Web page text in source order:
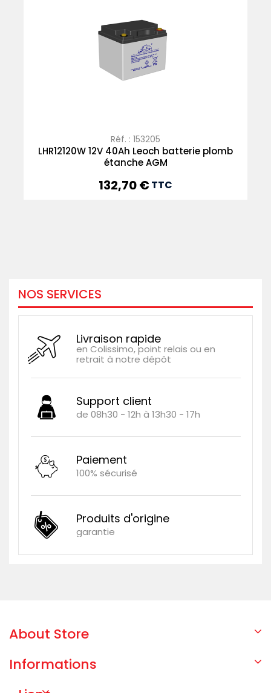
Réf. : 153205
LHR12120W 12V 40Ah Leoch batterie plomb
étanche AGM
Prix
132,70 €TTC
NOS SERVICES
Livraison rapide
en Colissimo, point relais ou en
retrait à notre dépôt
Support client
de 08h30 - 12h à 13h30 - 17h
Paiement
100% sécurisé
Produits d'origine
garantie
About Store
Informations